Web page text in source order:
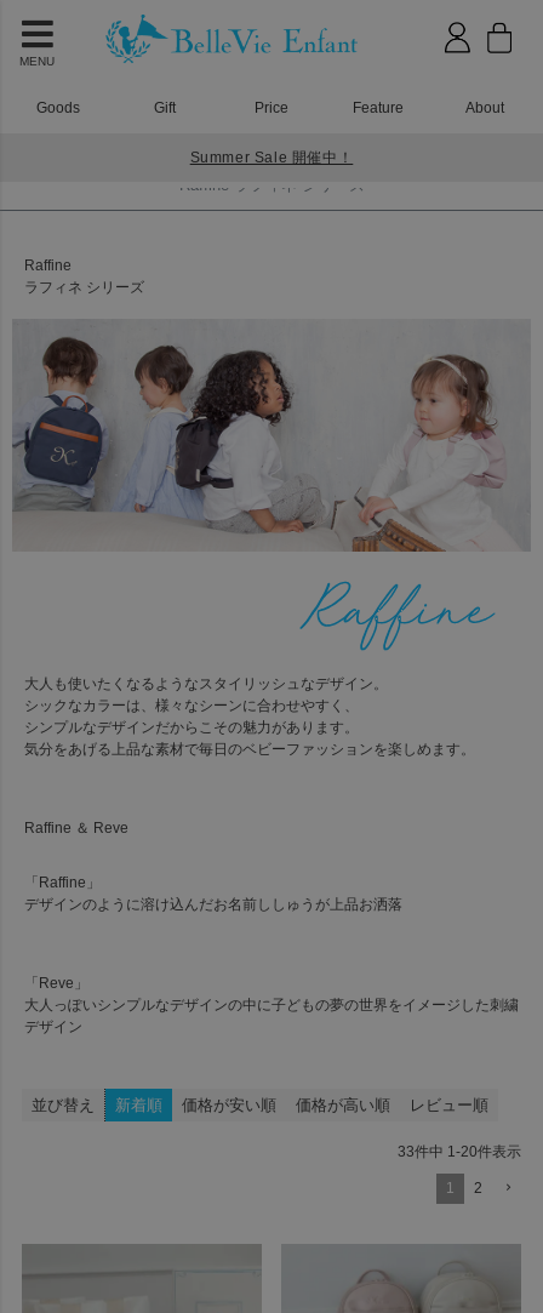
MENU
Goods Gift Price Feature About
Summer Sale 開催中！
Raffine ラフィネ シリーズ
Raffine ラフィネ シリーズ
Raffine
ラフィネ シリーズ
大人も使いたくなるようなスタイリッシュなデザイン。
シックなカラーは、様々なシーンに合わせやすく、
シンプルなデザインだからこその魅力があります。
気分をあげる上品な素材で毎日のベビーファッションを楽しめます。
Raffine ＆ Reve
「Raffine」
デザインのように溶け込んだお名前ししゅうが上品お洒落
「Reve」
大人っぽいシンプルなデザインの中に子どもの夢の世界をイメージした刺繍
デザイン
並び替え 新着順 価格が安い順 価格が高い順 レビュー順
33件中 1-20件表示
1 2